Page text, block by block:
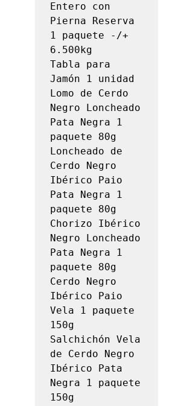
Entero con
Pierna Reserva
1 paquete -/+
6.500kg
Tabla para
Jamón 1 unidad
Lomo de Cerdo
Negro Loncheado
Pata Negra 1
paquete 80g
Loncheado de
Cerdo Negro
Ibérico Paio
Pata Negra 1
paquete 80g
Chorizo ​​Ibérico
Negro Loncheado
Pata Negra 1
paquete 80g
Cerdo Negro
Ibérico Paio
Vela 1 paquete
150g
Salchichón Vela
de Cerdo Negro
Ibérico Pata
Negra 1 paquete
150g